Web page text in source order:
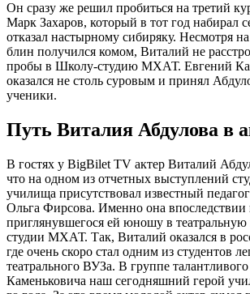
Он сразу же решил пробиться на третий
Марк Захаров, который в тот год набирал
отказал настырному сибиряку. Несмотря
блин получился комом, Виталий не
пробы в Школу-студию МХАТ. Евгений
оказался не столь суровым и принял
ученики.
Путь Виталия Абдулова в
В гостях у BigBilet TV актер Виталий
что на одном из отчетных выступлений
училища присутствовал известный
Ольга Фирсова. Именно она впоследствии
приглянувшегося ей юношу в
студии МХАТ. Так, Виталий оказался в
где очень скоро стал одним из студентов
театрального ВУЗа. В группе
Каменьковича наш сегодняшний герой